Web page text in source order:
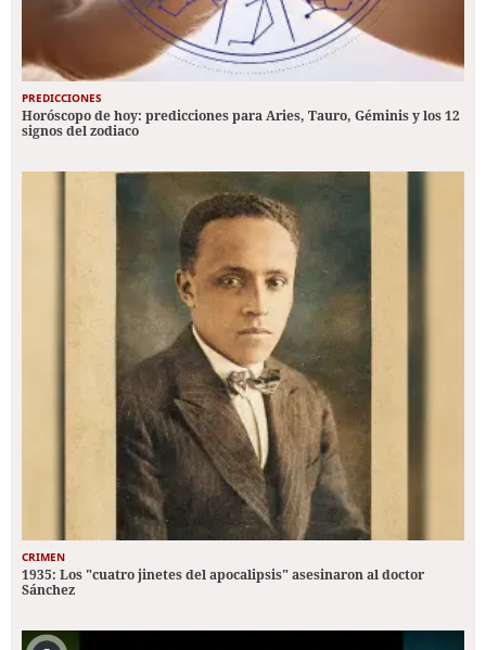
PREDICCIONES
Horóscopo de hoy: predicciones para Aries, Tauro, Géminis y los 12
signos del zodiaco
CRIMEN
1935: Los "cuatro jinetes del apocalipsis" asesinaron al doctor
Sánchez